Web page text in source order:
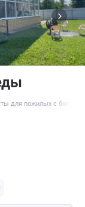
для пожилых с